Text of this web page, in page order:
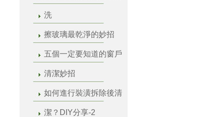
洗
擦玻璃最乾淨的妙招
五個一定要知道的窗戶
清潔妙招
如何進行裝潢拆除後清
潔？DIY分享-2